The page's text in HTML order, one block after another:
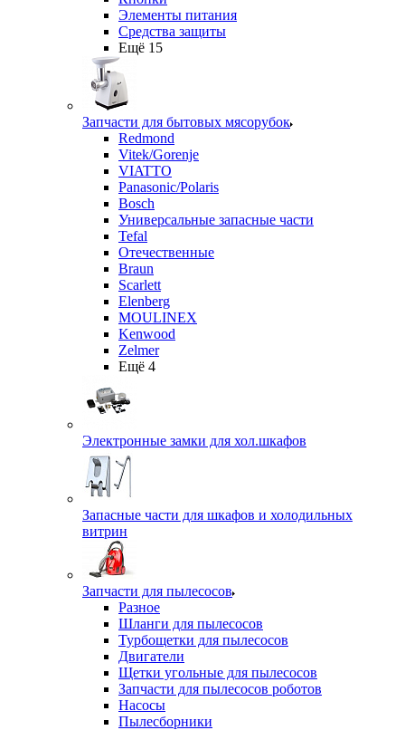
Элементы питания
Средства защиты
Ещё 15
Запчасти для бытовых мясорубок
Redmond
Vitek/Gorenje
VIATTO
Panasonic/Polaris
Bosch
Универсальные запасные части
Tefal
Отечественные
Braun
Scarlett
Elenberg
MOULINEX
Kenwood
Zelmer
Ещё 4
Электронные замки для хол.шкафов
Запасные части для шкафов и холодильных
витрин
Запчасти для пылесосов
Разное
Шланги для пылесосов
Турбощетки для пылесосов
Двигатели
Щетки угольные для пылесосов
Запчасти для пылесосов роботов
Насосы
Пылесборники